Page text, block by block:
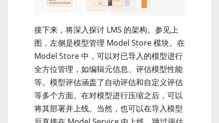
接下来，将深入探讨 LMS 的架构。参见上
图，左侧是模型管理 Model Store 模块。在
Model Store 中，可以对已导入的模型进行
全方位管理，如编辑元信息、评估模型性能
等。模型评估涵盖了自动评估和自定义评估
等多个方面。在对模型进行压缩之后，可以
将其部署并上线。当然，也可以在导入模型